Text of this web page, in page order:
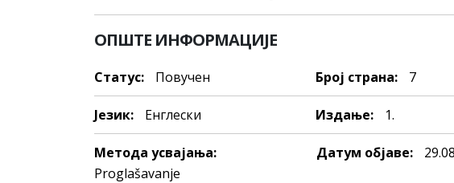
ОПШТЕ ИНФОРМАЦИЈЕ
Статус: Повучен Број страна: 7
Језик: Енглески Издање: 1.
Метода усвајања:
Proglašavanje
Датум објаве: